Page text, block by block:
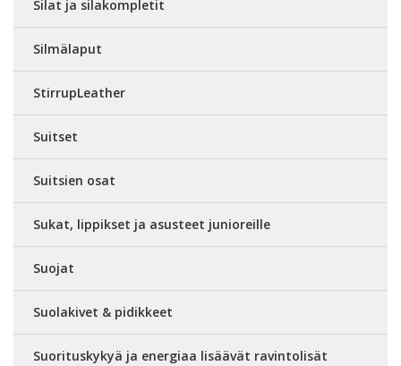
Silat ja silakompletit
Silmälaput
StirrupLeather
Suitset
Suitsien osat
Sukat, lippikset ja asusteet junioreille
Suojat
Suolakivet & pidikkeet
Suorituskykyä ja energiaa lisäävät ravintolisät